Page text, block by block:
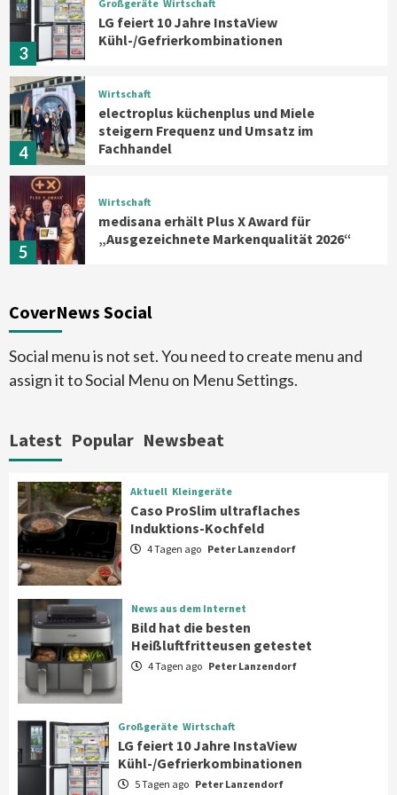
3
Großgeräte Wirtschaft
LG feiert 10 Jahre InstaView
Kühl-/Gefrierkombinationen
4
Wirtschaft
electroplus küchenplus und Miele
steigern Frequenz und Umsatz im
Fachhandel
5
Wirtschaft
medisana erhält Plus X Award für
„Ausgezeichnete Markenqualität 2026“
6
Verbraucher setzen immer mehr auf
7
Angeboten
1
Aktuell Kleingeräte
Caso ProSlim ultraflaches Induktions-
Kochfeld
News aus dem Internet
Bild hat die besten Heißluftfritteusen
getestet
3
Großgeräte
LG feiert 10 Jahre InstaView
Kühl-/Gefrierkombinationen
Wirtschaft
CoverNews Social
Social menu is not set. You need to create menu and
assign it to Social Menu on Menu Settings.
Latest Popular Newsbeat
Aktuell Kleingeräte
Caso ProSlim ultraflaches
Induktions-Kochfeld
4 Tagen ago Peter Lanzendorf
News aus dem Internet
Bild hat die besten
Heißluftfritteusen getestet
4 Tagen ago Peter Lanzendorf
Großgeräte Wirtschaft
LG feiert 10 Jahre InstaView
Kühl-/Gefrierkombinationen
5 Tagen ago Peter Lanzendorf